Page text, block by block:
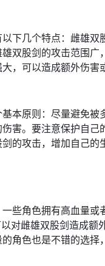
下几个特点：雌雄双
双股剑的攻击范围广
，可以造成额外伤害
本原则：尽量避免被
害。要注意保护自己
的攻击，增加自己的
些角色拥有高血量或
对雌雄双股剑造成额
角色也是不错的选择